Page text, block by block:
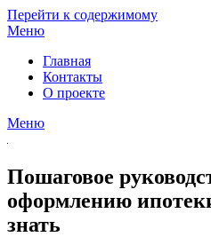
Перейти к содержимому
Меню
Главная
Контакты
О проекте
Меню
Пошаговое
оформлению
знать